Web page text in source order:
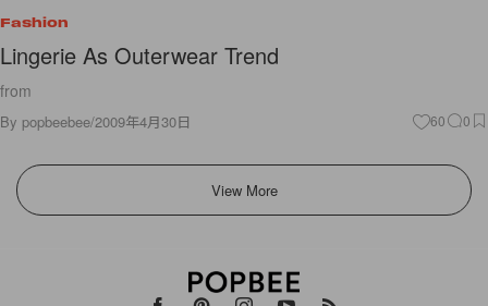
Fashion
Lingerie As Outerwear Trend
from
By popbeebee/2009年4月30日 60 0
View More